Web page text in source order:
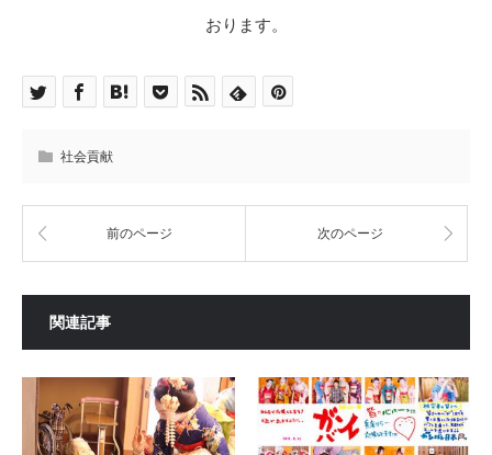
おります。
社会貢献
前のページ 次のページ
関連記事